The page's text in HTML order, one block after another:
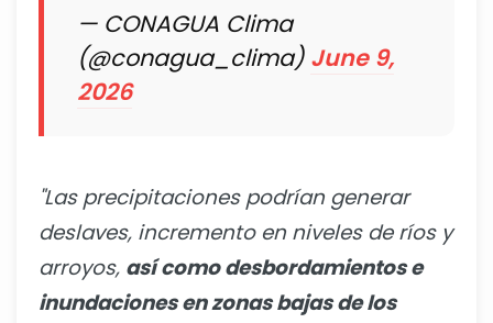
— CONAGUA Clima
(@conagua_clima) June 9,
2026
"Las precipitaciones podrían generar
deslaves, incremento en niveles de ríos y
arroyos, así como desbordamientos e
inundaciones en zonas bajas de los